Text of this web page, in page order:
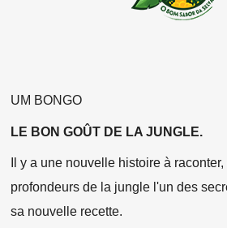
UM BONGO
LE BON GOÛT DE LA JUNGLE.
Il y a une nouvelle histoire à
profondeurs de la jungle l'un des
sa nouvelle recette.